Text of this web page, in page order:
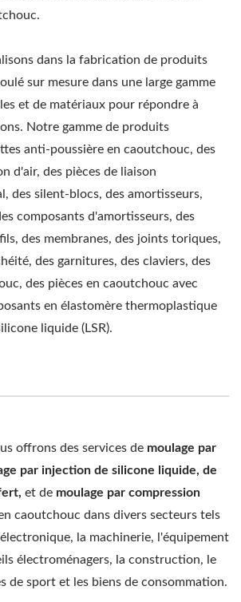
dans la fabrication de produits
sur mesure dans une large gamme
et de matériaux pour répondre à
Notre gamme de produits
anti-poussière en caoutchouc, des
d'air, des pièces de liaison
des silent-blocs, des amortisseurs,
composants d'amortisseurs, des
des membranes, des joints toriques,
des garnitures, des claviers, des
des pièces en caoutchouc avec
en élastomère thermoplastique
liquide (LSR).
offrons des services de moulage par
par injection de silicone liquide, de
et de moulage par compression
caoutchouc dans divers secteurs tels
la machinerie, l'équipement
électroménagers, la construction, le
de sport et les biens de consommation.